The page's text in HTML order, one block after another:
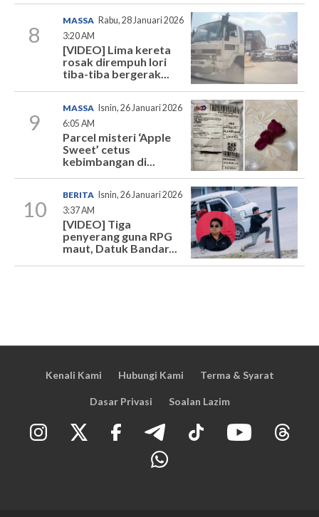
8
MASSA Rabu, 28 Januari 2026
3:20 AM
[VIDEO] Lima kereta
rosak dirempuh lori
tiba-tiba bergerak...
9
MASSA Isnin, 26 Januari 2026
6:05 AM
Parcel misteri ‘Apple
Sweet’ cetus
kebimbangan di...
10
BERITA
Isnin, 26 Januari 2026
3:37 AM
[VIDEO] Tiga
penyerang guna RPG
maut, Datuk Bandar...
Kenali Kami Hubungi Kami Terma & Syarat
Dasar Privasi Soalan Lazim